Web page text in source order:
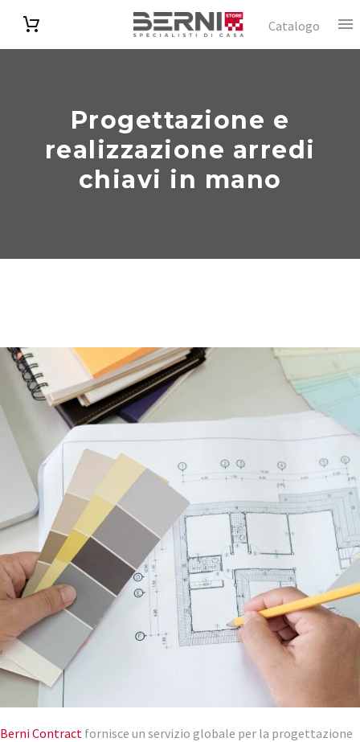
Catalogo
Progettazione e
realizzazione arredi
chiavi in mano
Berni Contract fornisce un servizio globale per la progettazione